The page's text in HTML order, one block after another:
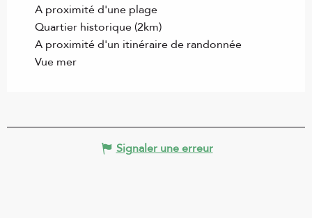
A proximité d'une plage
Quartier historique (2km)
A proximité d'un itinéraire de randonnée
Vue mer
Signaler une erreur